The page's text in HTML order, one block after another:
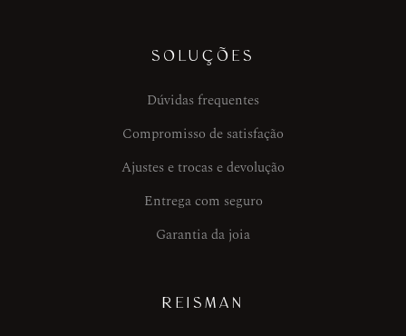
SOLUÇÕES
Dúvidas frequentes
Compromisso de satisfação
Ajustes e trocas e devolução
Entrega com seguro
Garantia da joia
REISMAN